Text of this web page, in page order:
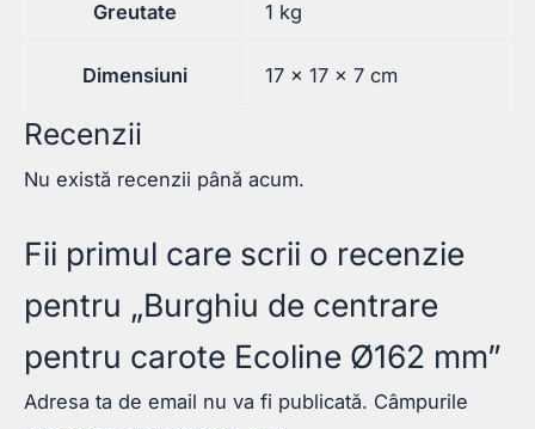
Greutate 1 kg
Dimensiuni 17 × 17 × 7 cm
Recenzii
Nu există recenzii până acum.
Fii primul care scrii o recenzie
pentru „Burghiu de centrare
pentru carote Ecoline Ø162 mm”
Adresa ta de email nu va fi publicată. Câmpurile